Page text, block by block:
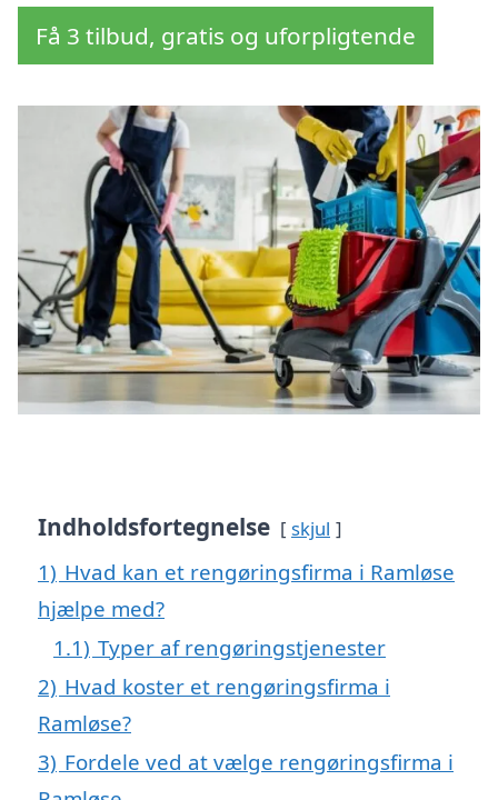
Få 3 tilbud, gratis og uforpligtende
Indholdsfortegnelse skjul
1) Hvad kan et rengøringsfirma i Ramløse
hjælpe med?
1.1) Typer af rengøringstjenester
2) Hvad koster et rengøringsfirma i
Ramløse?
3) Fordele ved at vælge rengøringsfirma i